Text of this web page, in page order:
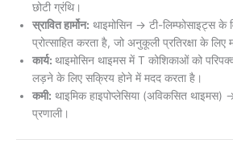
छोटी ग्रंथि।
स्रावित हार्मोन: थाइमोसिन → टी-लिम्फोसाइट्स के
प्रोत्साहित करता है, जो अनुकूली प्रतिरक्षा के लिए
कार्य: थाइमोसिन थाइमस में T कोशिकाओं को
लड़ने के लिए सक्रिय होने में मदद करता है।
कमी: थाइमिक हाइपोप्लेसिया (अविकसित थाइमस)
प्रणाली।